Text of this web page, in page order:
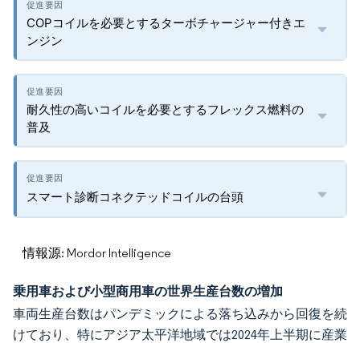
COPコイルを必要とするターボチャージャー付きエ
ンジン
耐久性の高いコイルを必要とするフレックス燃料の
普及
スマート診断コネクテッドコイルの台頭
情報源: Mordor Intelligence
乗用車および小型商用車の世界生産台数の増加
車両生産台数はパンデミックによる落ち込みから回復を続
けており、特にアジア太平洋地域では2024年上半期に産業